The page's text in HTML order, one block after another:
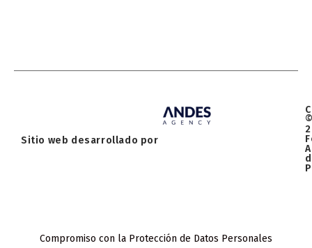
Sitio web desarrollado por
Compromiso con la Protección de Datos Personales